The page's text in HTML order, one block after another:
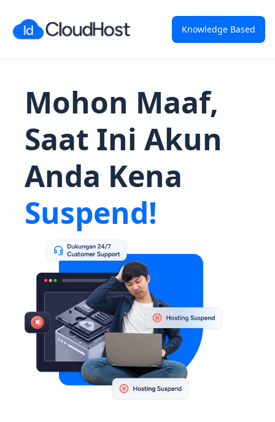
Knowledge Based
Mohon Maaf,
Saat Ini Akun
Anda Kena
Suspend!